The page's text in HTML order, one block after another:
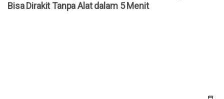
Bisa Dirakit Tanpa Alat dalam 5 Menit